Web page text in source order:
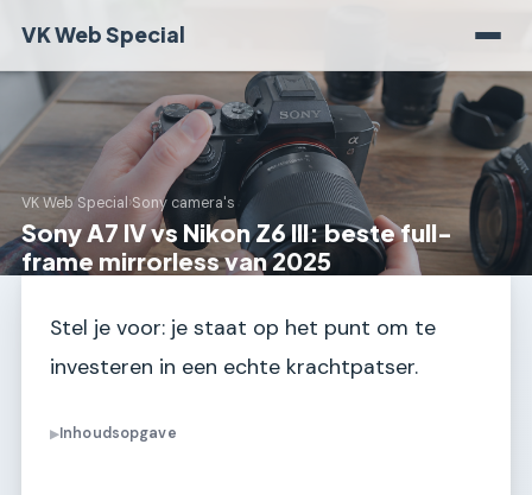
VK Web Special
VK Web Special›Sony camera's
Sony A7 IV vs Nikon Z6 III: beste full-
frame mirrorless van 2025
Stel je voor: je staat op het punt om te
investeren in een echte krachtpatser.
▶Inhoudsopgave